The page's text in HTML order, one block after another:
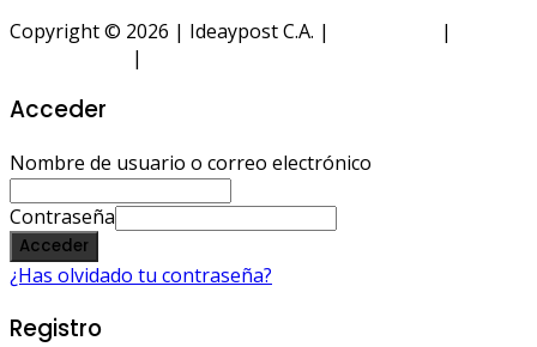
Copyright © 2026 | Ideaypost C.A. |
|
|
Acceder
Nombre de usuario o correo electrónico
Contraseña
Acceder
¿Has olvidado tu contraseña?
Registro